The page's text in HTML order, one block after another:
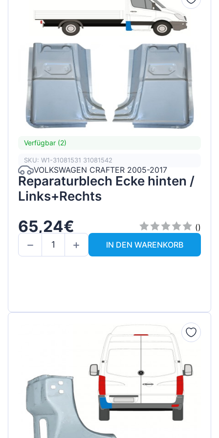
Verfügbar (2)
SKU: W1-31081531 31081542
VOLKSWAGEN CRAFTER 2005-2017
Reparaturblech Ecke hinten /
Links+Rechts
65,24€
()
IN DEN WARENKORB